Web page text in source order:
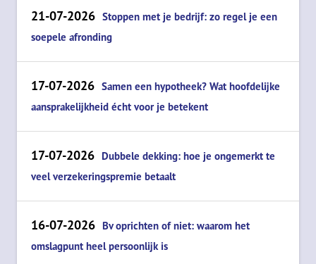
21-07-2026 Stoppen met je bedrijf: zo regel je een
soepele afronding
17-07-2026 Samen een hypotheek? Wat hoofdelijke
aansprakelijkheid écht voor je betekent
17-07-2026 Dubbele dekking: hoe je ongemerkt te
veel verzekeringspremie betaalt
16-07-2026 Bv oprichten of niet: waarom het
omslagpunt heel persoonlijk is